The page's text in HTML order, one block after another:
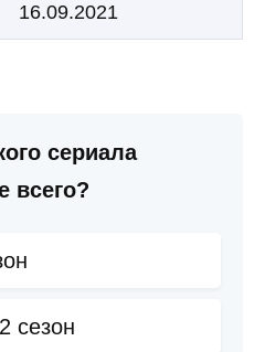
16.09.2021
сериала
всего?
сезон